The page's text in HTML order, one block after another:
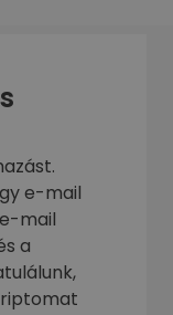
e-mail
mail
a